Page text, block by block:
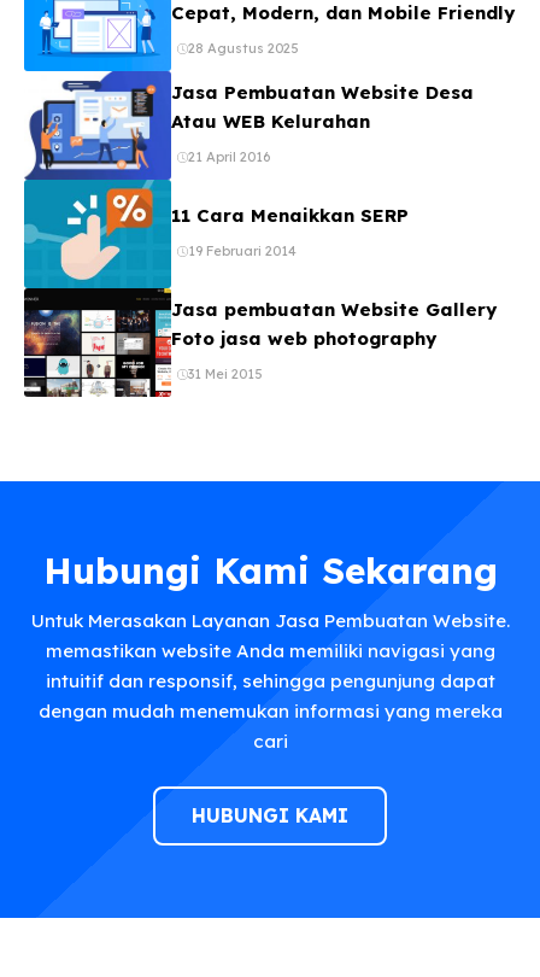
Cepat, Modern, dan Mobile Friendly
28 Agustus 2025
Jasa Pembuatan Website Desa
Atau WEB Kelurahan
21 April 2016
11 Cara Menaikkan SERP
19 Februari 2014
Jasa pembuatan Website Gallery
Foto jasa web photography
31 Mei 2015
Hubungi Kami Sekarang
Untuk Merasakan Layanan Jasa Pembuatan Website.
memastikan website Anda memiliki navigasi yang
intuitif dan responsif, sehingga pengunjung dapat
dengan mudah menemukan informasi yang mereka
cari
HUBUNGI KAMI